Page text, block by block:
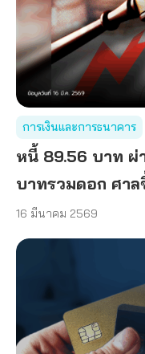
การเงินและการธนาคาร
หนี้ 89.56 บาท ผ่
บาทรวมดอก ศา
16 มีนาคม 2569